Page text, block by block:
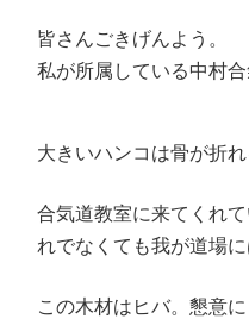
皆さんごきげんよう。
私が所属している中村
大きいハンコは骨が折れ
合気道教室に来てくれ
れでなくても我が道場
この木材はヒバ。懇意